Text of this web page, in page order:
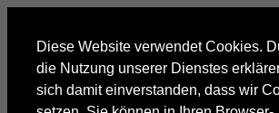
Diese Website verwendet Cookies.
die Nutzung unserer Dienstes
sich damit einverstanden, dass wir